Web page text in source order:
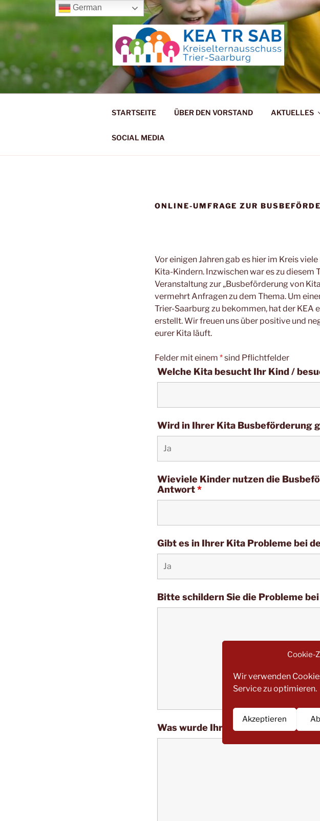
Cookie-
Wir verwenden
Service zu optimieren.
Akzeptieren
Zum
springen
STARTSEITE ÜBER DEN VORSTAND AKTUELLES
SOCIAL MEDIA
ONLINE-UMFRAGE ZUR
Vor einigen Jahren gab es hier im Kreis
Kita-Kindern. Inzwischen war es zu
Veranstaltung zur „Busbeförderung von
vermehrt Anfragen zu dem Thema. Um
Trier-Saarburg zu bekommen, hat der
erstellt. Wir freuen uns über positive und
eurer Kita läuft.
Felder mit einem *sind Pflichtfelder
Welche Kita besucht Ihr Kind /
Wird in Ihrer Kita Busbeförderung
Wieviele Kinder nutzen die
Antwort*
Gibt es in Ihrer Kita Probleme bei
Bitte schildern Sie die Probleme
Was wurde Ihres Wissens nach
German